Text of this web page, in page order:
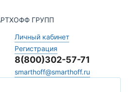
Личный кабинет
Регистрация
8(800)302-57-71
smarthoff@smarthoff.ru